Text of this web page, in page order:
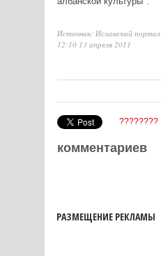
Источник: Исламский портал
12:10 13 апреля 2011
????????
комментариев
РАЗМЕЩЕНИЕ РЕКЛАМЫ